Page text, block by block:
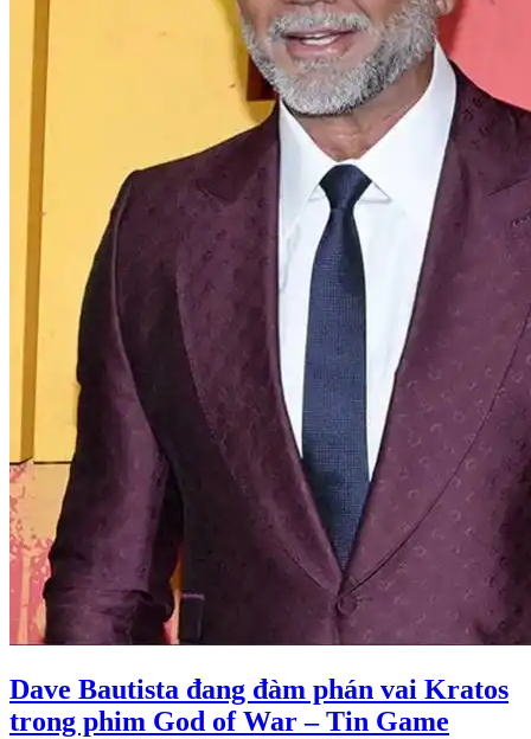
Dave Bautista đang đàm phán vai Kratos
trong phim God of War – Tin Game